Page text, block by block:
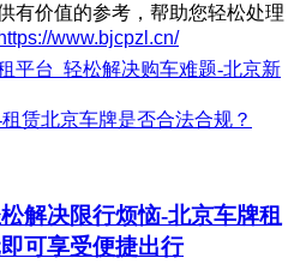
有价值的参考，帮助您轻松处理
https://www.bjcpzl.cn/
平台_轻松解决购车难题-北京新
赁北京车牌是否合法合规？
解决限行烦恼-北京车牌租
可享受便捷出行